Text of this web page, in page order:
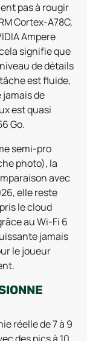
pas à rougir
Cortex-A78C,
Ampere
signifie que
de détails
est fluide,
de
est quasi
Go.
semi-pro
photo), la
avec
elle reste
le cloud
au Wi-Fi 6
jamais
le joueur
réelle de 7 à 9